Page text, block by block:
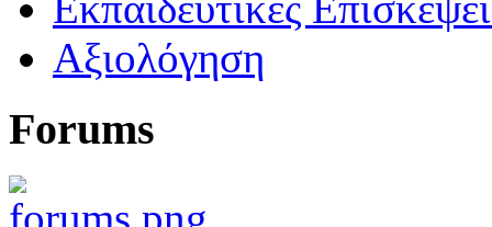
Αξιολόγηση
Forums